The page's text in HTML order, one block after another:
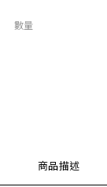
數量
商品描述